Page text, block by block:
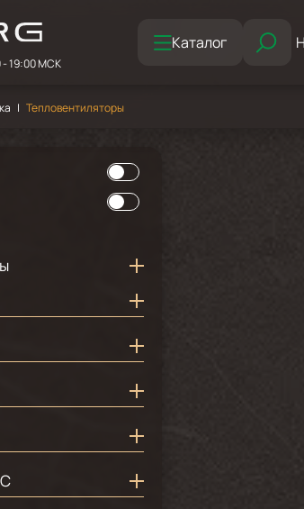
- 19:00 МСК
Каталог
Тепловентиляторы